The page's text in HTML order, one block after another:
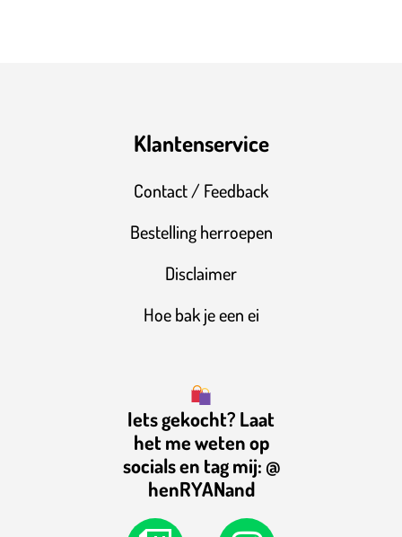
Klantenservice
Contact / Feedback
Bestelling herroepen
Disclaimer
Hoe bak je een ei
Iets gekocht? Laat
het me weten op
socials en tag mij: @
henRYANand